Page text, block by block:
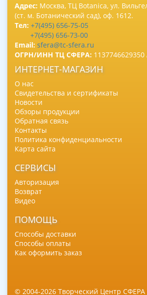
Адрес: Москва, ТЦ Botanica, ул.
(ст. м. Ботанический сад), оф. 1612.
Тел: +7(495) 656-75-05
+7(495) 656-73-00
Email: sfera@tc-sfera.ru
ОГРН/ИНН ТЦ СФЕРА:
ИНТЕРНЕТ-МАГАЗИН
О нас
Свидетельства и сертификаты
Новости
Обзоры продукции
Обратная связь
Контакты
Политика конфиденциальности
Карта сайта
СЕРВИСЫ
Авторизация
Возврат
Видео
ПОМОЩЬ
Способы доставки
Способы оплаты
Как оформить заказ
© 2004-2026 Творческий Центр СФЕРА